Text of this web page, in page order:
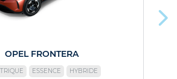
OPEL FRONTERA
ESSENCE HYBRIDE